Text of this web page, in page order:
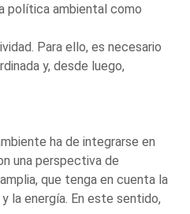
política ambiental como
Para ello, es necesario
y, desde luego,
ha de integrarse en
una perspectiva de
que tenga en cuenta la
la energía. En este sentido,